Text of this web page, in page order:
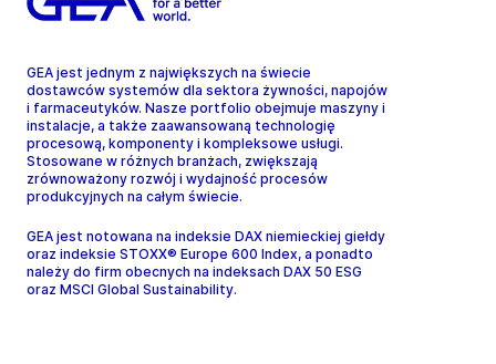
GEA jest jednym z największych na świecie
dostawców systemów dla sektora żywności, napojów
i farmaceutyków. Nasze portfolio obejmuje maszyny i
instalacje, a także zaawansowaną technologię
procesową, komponenty i kompleksowe usługi.
Stosowane w różnych branżach, zwiększają
zrównoważony rozwój i wydajność procesów
produkcyjnych na całym świecie.
GEA jest notowana na indeksie DAX niemieckiej giełdy
oraz indeksie STOXX® Europe 600 Index, a ponadto
należy do firm obecnych na indeksach DAX 50 ESG
oraz MSCI Global Sustainability.